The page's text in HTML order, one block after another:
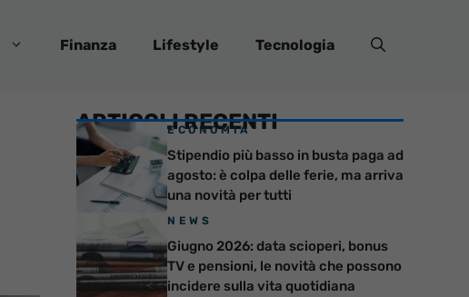
Finanza Lifestyle Tecnologia
ARTICOLI RECENTI
ECONOMIA
Stipendio più basso in busta paga ad
agosto: è colpa delle ferie, ma arriva
una novità per tutti
NEWS
Giugno 2026: data scioperi, bonus
TV e pensioni, le novità che possono
incidere sulla vita quotidiana